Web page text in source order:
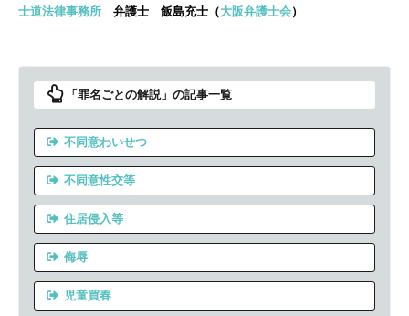
士道法律事務所 弁護士 飯島充士（大阪弁護士会）
「罪名ごとの解説」の記事一覧
不同意わいせつ
不同意性交等
住居侵入等
侮辱
児童買春